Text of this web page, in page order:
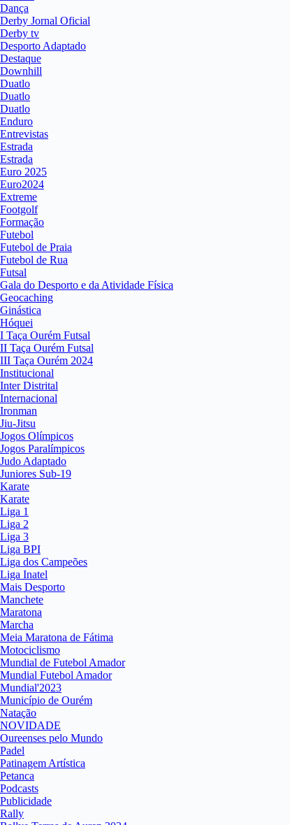
Dança
Derby Jornal Oficial
Derby tv
Desporto Adaptado
Destaque
Downhill
Duatlo
Duatlo
Duatlo
Enduro
Entrevistas
Estrada
Estrada
Euro 2025
Euro2024
Extreme
Footgolf
Formação
Futebol
Futebol de Praia
Futebol de Rua
Futsal
Gala do Desporto e da Atividade Física
Geocaching
Ginástica
Hóquei
I Taça Ourém Futsal
II Taça Ourém Futsal
III Taça Ourém 2024
Institucional
Inter Distrital
Internacional
Ironman
Jiu-Jitsu
Jogos Olímpicos
Jogos Paralímpicos
Judo Adaptado
Juniores Sub-19
Karate
Karate
Liga 1
Liga 2
Liga 3
Liga BPI
Liga dos Campeões
Liga Inatel
Mais Desporto
Manchete
Maratona
Marcha
Meia Maratona de Fátima
Motociclismo
Mundial de Futebol Amador
Mundial Futebol Amador
Mundial'2023
Município de Ourém
Natação
NOVIDADE
Oureenses pelo Mundo
Padel
Patinagem Artística
Petanca
Podcasts
Publicidade
Rally